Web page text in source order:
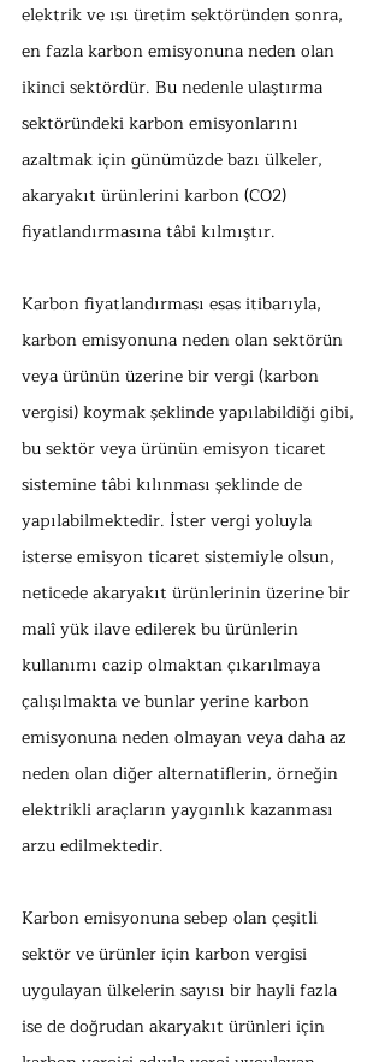
elektrik ve ısı üretim sektöründen sonra,
en fazla karbon emisyonuna neden olan
ikinci sektördür. Bu nedenle ulaştırma
sektöründeki karbon emisyonlarını
azaltmak için günümüzde bazı ülkeler,
akaryakıt ürünlerini karbon (CO2)
fiyatlandırmasına tâbi kılmıştır.
Karbon fiyatlandırması esas itibarıyla,
karbon emisyonuna neden olan sektörün
veya ürünün üzerine bir vergi (karbon
vergisi) koymak şeklinde yapılabildiği gibi,
bu sektör veya ürünün emisyon ticaret
sistemine tâbi kılınması şeklinde de
yapılabilmektedir. İster vergi yoluyla
isterse emisyon ticaret sistemiyle olsun,
neticede akaryakıt ürünlerinin üzerine bir
malî yük ilave edilerek bu ürünlerin
kullanımı cazip olmaktan çıkarılmaya
çalışılmakta ve bunlar yerine karbon
emisyonuna neden olmayan veya daha az
neden olan diğer alternatiflerin, örneğin
elektrikli araçların yaygınlık kazanması
arzu edilmektedir.
Karbon emisyonuna sebep olan çeşitli
sektör ve ürünler için karbon vergisi
uygulayan ülkelerin sayısı bir hayli fazla
ise de doğrudan akaryakıt ürünleri için